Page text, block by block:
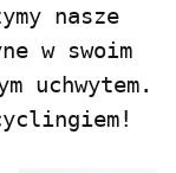
nasze
w swoim
uchwytem.